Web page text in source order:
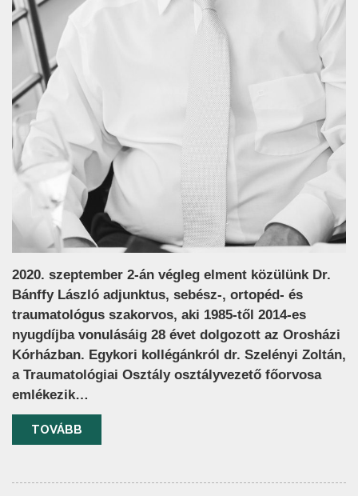
2020. szeptember 2-án végleg elment közülünk Dr.
Bánffy László adjunktus, sebész-, ortopéd- és
traumatológus szakorvos, aki 1985-től 2014-es
nyugdíjba vonulásáig 28 évet dolgozott az Orosházi
Kórházban. Egykori kollégánkról dr. Szelényi Zoltán,
a Traumatológiai Osztály osztályvezető főorvosa
emlékezik…
TOVÁBB